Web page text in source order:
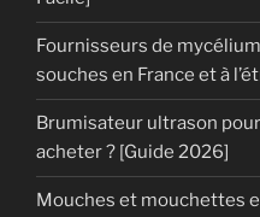
Fournisseurs de
souches en France et à
Brumisateur ultrason
acheter ? [Guide 2026]
Mouches et mouchettes